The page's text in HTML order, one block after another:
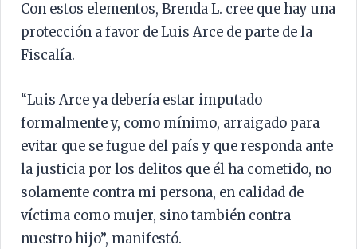
Con estos elementos, Brenda L. cree que hay una
protección a favor de Luis Arce de parte de la
Fiscalía.
“Luis Arce ya debería estar imputado
formalmente y, como mínimo, arraigado para
evitar que se fugue del país y que responda ante
la justicia por los delitos que él ha cometido, no
solamente contra mi persona, en calidad de
víctima como mujer, sino también contra
nuestro hijo”, manifestó.